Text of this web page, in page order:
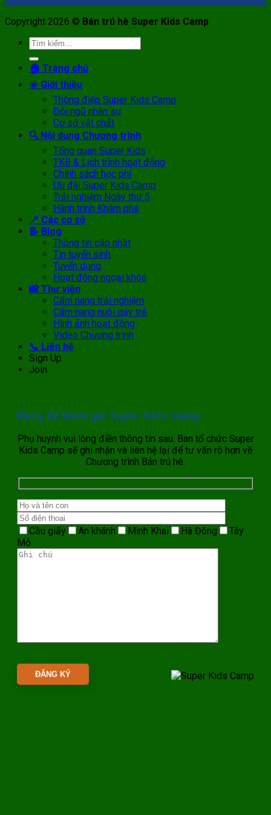
Copyright 2026 © Bán trú hè Super Kids Camp
Tìm
kiếm:
🏠 Trang chủ
☀️ Giới thiệu
Thông điệp Super Kids Camp
Đội ngũ nhân sự
Cơ sở vật chất
🔍 Nội dung Chương trình
Tổng quan Super Kids
TKB & Lịch trình hoạt động
Chính sách học phí
Ưu đãi Super Kids Camp
Trải nghiệm Ngày thứ 5
Hành trình Khám phá
📍 Các cơ sở
📝 Blog
Thông tin cập nhật
Tin tuyển sinh
Tuyển dụng
Hoạt động ngoại khóa
📸 Thư viện
Cẩm nang trải nghiệm
Cẩm nang nuôi dạy trẻ
Hình ảnh hoạt động
Video Chương trình
📞 Liên hệ
Sign Up
Join
Đăng ký tham gia Super Kids Camp
Phụ huynh vui lòng điền thông tin sau. Ban tổ chức Super
Kids Camp sẽ ghi nhận và liên hệ lại để tư vấn rõ hơn về
Chương trình Bán trú hè.
Cầu giấy An khánh Minh Khai Hà Đông
Tây
Mỗ